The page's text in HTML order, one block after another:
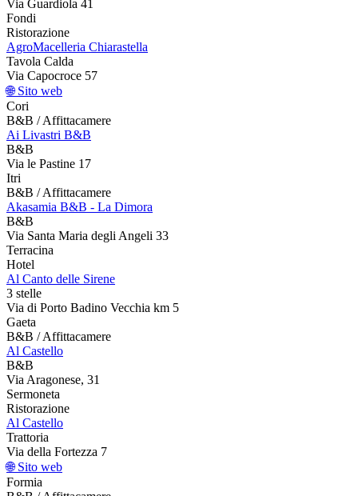
Via Guardiola 41
Fondi
Ristorazione
AgroMacelleria Chiarastella
Tavola Calda
Via Capocroce 57
🌐 Sito web
Cori
B&B / Affittacamere
Ai Livastri B&B
B&B
Via le Pastine 17
Itri
B&B / Affittacamere
Akasamia B&B - La Dimora
B&B
Via Santa Maria degli Angeli 33
Terracina
Hotel
Al Canto delle Sirene
3 stelle
Via di Porto Badino Vecchia km 5
Gaeta
B&B / Affittacamere
Al Castello
B&B
Via Aragonese, 31
Sermoneta
Ristorazione
Al Castello
Trattoria
Via della Fortezza 7
🌐 Sito web
Formia